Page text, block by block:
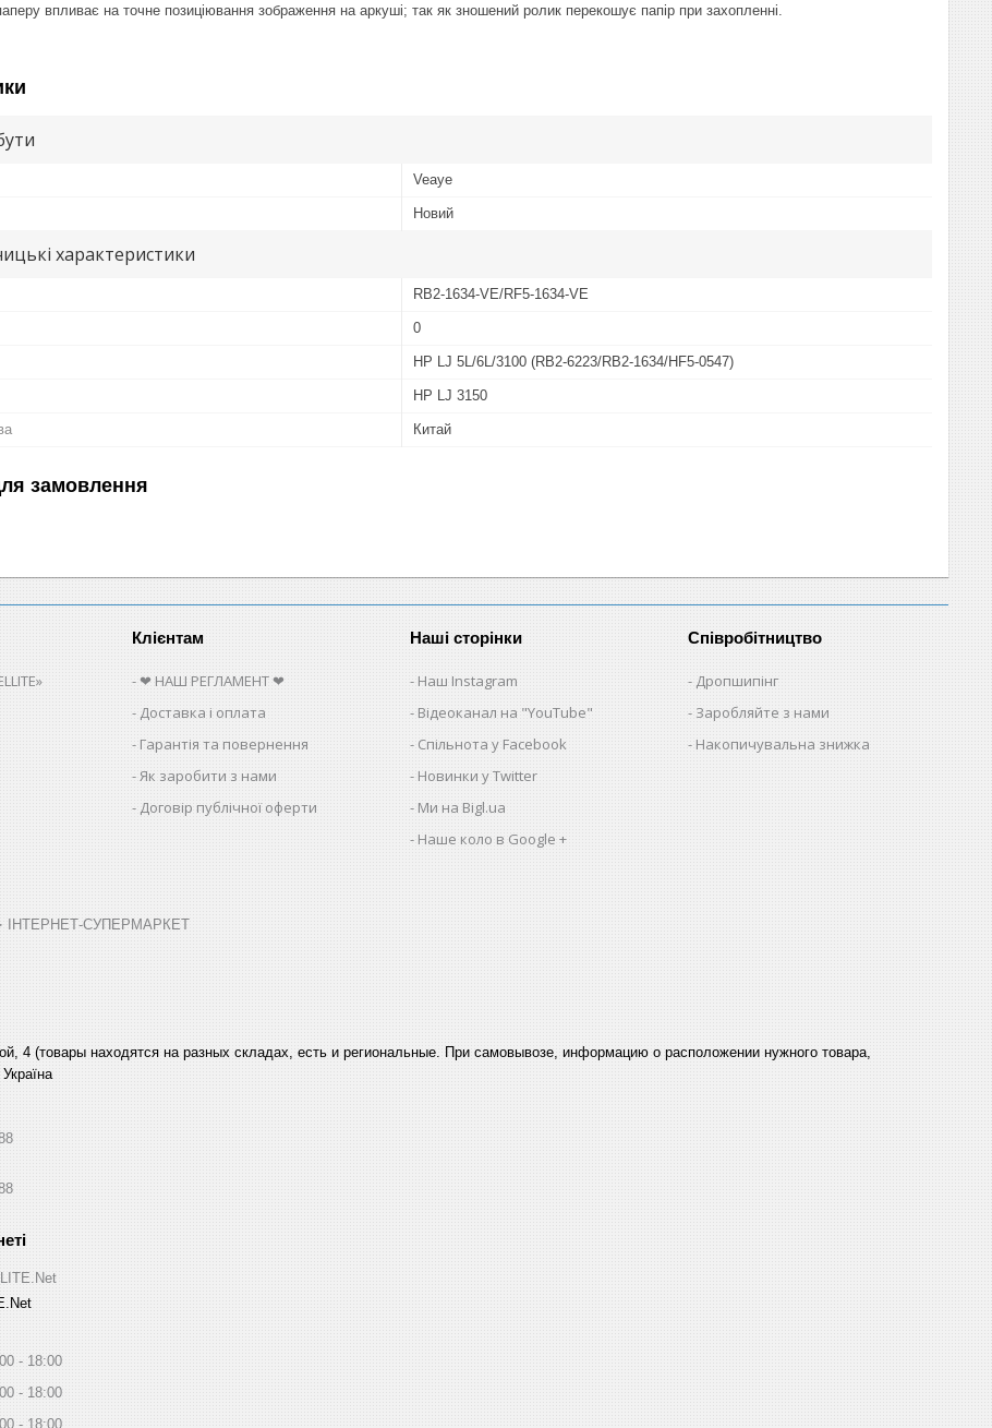
впливає на точне позиціювання зображення на аркуші; так як зношений ролик перекошує папір при захопленні.
Veaye
Новий
характеристики
RB2-1634-VE/RF5-1634-VE
0
HP LJ 5L/6L/3100 (RB2-6223/RB2-1634/HF5-0547)
HP LJ 3150
Китай
замовлення
Клієнтам
❤ НАШ РЕГЛАМЕНТ ❤
Доставка і оплата
Гарантія та повернення
Як заробити з нами
Договір публічної оферти
Наші сторінки
Наш Instagram
Відеоканал на "YouTube"
Спільнота у Facebook
Новинки у Twitter
Ми на Bigl.ua
Наше коло в Google +
Співробітництво
Дропшипінг
Заробляйте з нами
Накопичувальна знижка
ІНТЕРНЕТ-СУПЕРМАРКЕТ
4 (товары находятся на разных складах, есть и региональные. При самовывозе, информацию о расположении нужного товара,
18:00
18:00
18:00